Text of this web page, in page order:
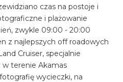
czas na postoje i
i plażowanie
zwykle 09:00 - 20:00
z najlepszych off roadowych
Cruiser, specjalnie
w terenie Akamas
wycieczki, na